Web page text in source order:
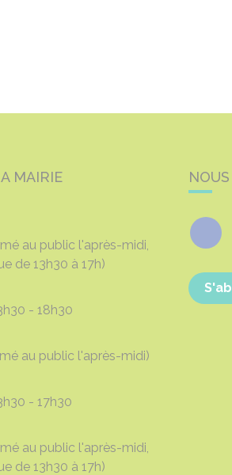
MAIRIE
au public l'après-midi,
de 13h30 à 17h)
- 18h30
au public l'après-midi)
- 17h30
au public l'après-midi,
de 13h30 à 17h)